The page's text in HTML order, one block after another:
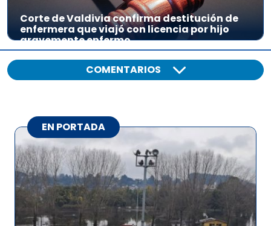
Corte de Valdivia confirma destitución de
enfermera que viajó con licencia por hijo
gravemente enfermo
COMENTARIOS
EN PORTADA